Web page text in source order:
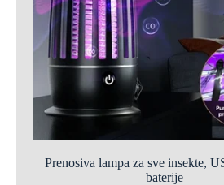
Prenosiva lampa za sve insekte,
baterije